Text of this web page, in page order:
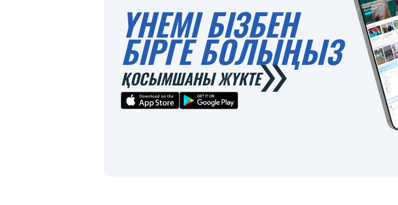
ҮНЕМІ БІЗБЕН
БІРГЕ БОЛЫҢЫЗ
ҚОСЫМШАНЫ ЖҮКТЕ